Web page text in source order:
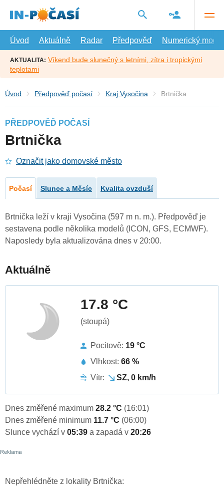
hlavní
Úvod
Aktuálně Radar Předpověď Numerický model
AKTUALITA: Víkend bude slunečný s letními, zítra i tropickými
teplotami
Úvod Předpověď počasí Kraj Vysočina Brtnička
PŘEDPOVĚĎ POČASÍ
Brtnička
Označit jako domovské město
Počasí Slunce a Měsíc Kvalita ovzduší
Brtnička leží v kraji Vysočina (597 m n. m.). Předpověď je
sestavena podle několika modelů (ICON, GFS, ECMWF).
Naposledy byla aktualizována dnes v 20:00.
Aktuálně
17.8 °C
(stoupá)
Pocitově: 19 °C
Vlhkost: 66 %
Vítr:
SZ, 0 km/h
Dnes změřené maximum 28.2 °C (16:01)
Dnes změřené minimum 11.7 °C (06:00)
Slunce vychází v 05:39 a zapadá v 20:26
Nepřehlédněte z lokality Brtnička: